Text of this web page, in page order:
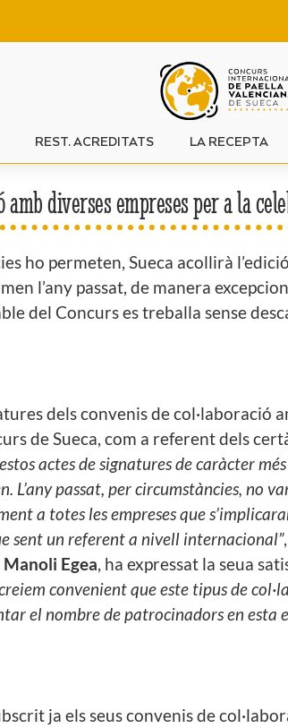
REST. ACREDITATS LA RECEPTA
diverses empreses per a la
ho permeten, Sueca acollirà
l’any passat, de manera
del Concurs es treballa sense
dels convenis de
de Sueca, com a referent dels
actes de signatures de caràcter
L’any passat, per circumstàncies, no
a totes les empreses que
sent un referent a nivell internacional”
Manoli Egea, ha expressat la seua
convenient que este tipus de
el nombre de patrocinadors en
ja els seus convenis de